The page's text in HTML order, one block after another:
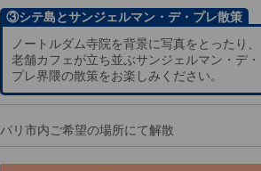
③シテ島とサンジェルマン・デ・プレ散策
ノートルダム寺院を背景に写真をとったり、
老舗カフェが立ち並ぶサンジェルマン・デ・
プレ界隈の散策をお楽しみください。
パリ市内ご希望の場所にて解散